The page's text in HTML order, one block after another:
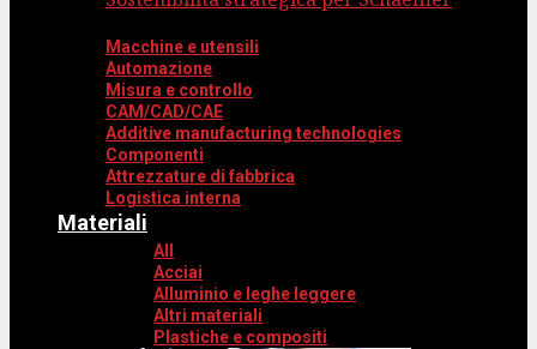
Macchine e utensili
Automazione
Misura e controllo
CAM/CAD/CAE
Additive manufacturing technologies
Componenti
Attrezzature di fabbrica
Logistica interna
Materiali
All
Acciai
Alluminio e leghe leggere
Altri materiali
Plastiche e compositi